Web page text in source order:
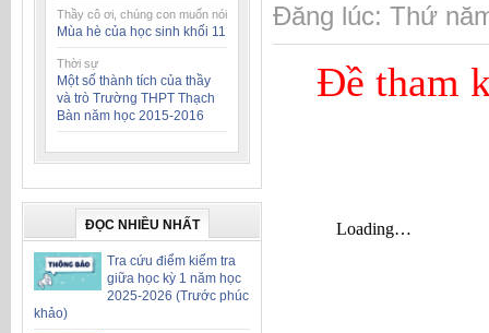
Thầy cô ơi, chúng con muốn nói
Mùa hè của học sinh khối 11
Thời sự
Một số thành tích của thầy
và trò Trường THPT Thạch
Bàn năm học 2015-2016
ĐỌC NHIỀU NHẤT
Tra cứu điểm kiểm tra
giữa học kỳ 1 năm học
2025-2026 (Trước phúc
khảo)
Đăng lúc: Thứ
Đề tham